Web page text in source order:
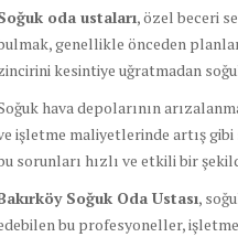
oda ustaları, özel beceri
genellikle önceden
kesintiye uğratmadan
hava depolarının
işletme maliyetlerinde artış
sorunları hızlı ve etkili bir
Soğuk Oda Ustası,
bu profesyoneller,